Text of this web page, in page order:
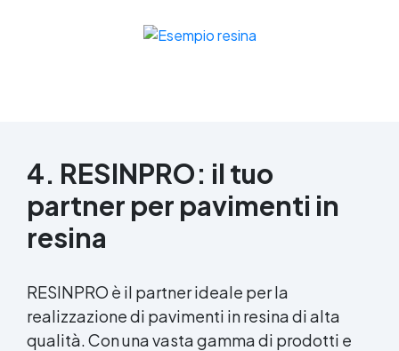
4. RESINPRO: il tuo
partner per pavimenti in
resina
RESINPRO è il partner ideale per la
realizzazione di pavimenti in resina di alta
qualità. Con una vasta gamma di prodotti e